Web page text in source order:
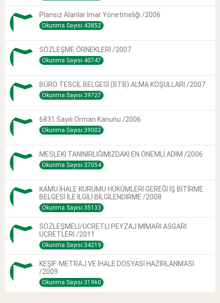
Plansız Alanlar Imar Yönetmeliği /2006
Okunma Sayısı:43852
SÖZLEŞME ÖRNEKLERİ /2007
Okunma Sayısı:40747
BÜRO TESCİL BELGESİ (BTB) ALMA KOŞULLARI /2007
Okunma Sayısı:39727
6831 Sayılı Orman Kanunu /2006
Okunma Sayısı:39002
MESLEKİ TANINIRLIĞIMIZDAKİ EN ÖNEMLİ ADIM /2006
Okunma Sayısı:37054
KAMU İHALE KURUMU HÜKÜMLERİ GEREĞİ İŞ BİTİRME
BELGESİ İLE İLGİLİ BİLGİLENDİRME /2008
Okunma Sayısı:35133
SÖZLEŞMELİ/ÜCRETLİ PEYZAJ MİMARI ASGARİ
ÜCRETLERİ /2011
Okunma Sayısı:34219
KEŞİF-METRAJ VE İHALE DOSYASI HAZIRLANMASI
/2009
Okunma Sayısı:31960